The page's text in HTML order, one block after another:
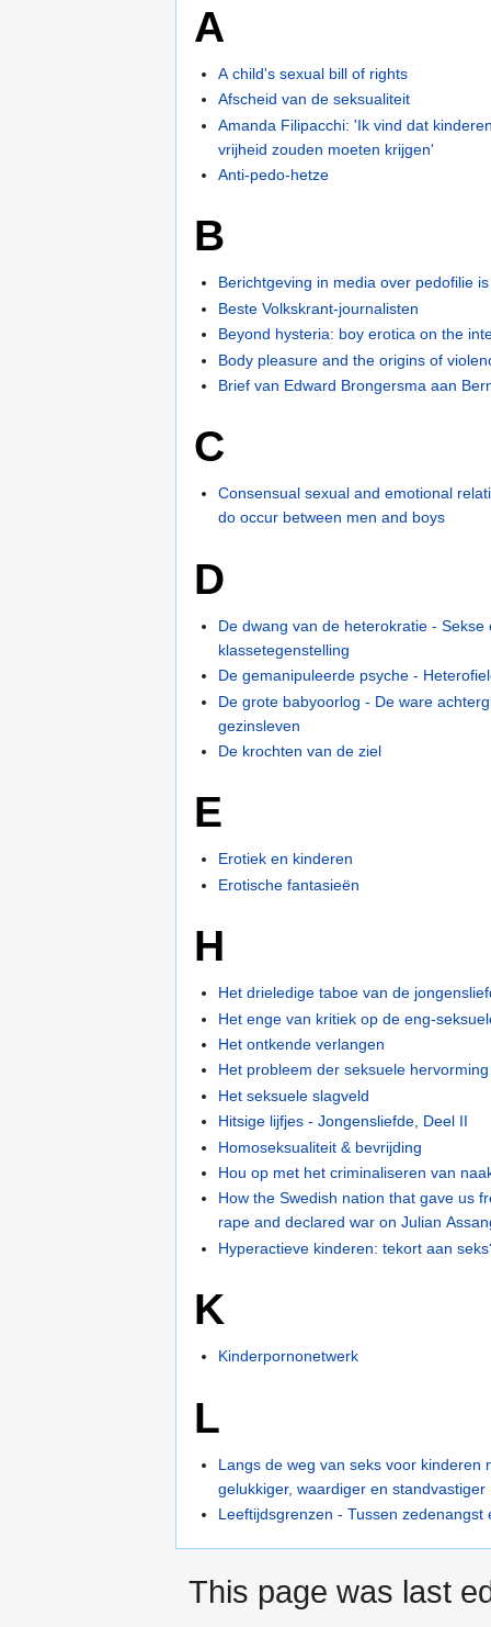
A
A child's sexual bill of rights
Afscheid van de seksualiteit
Amanda Filipacchi: 'Ik vind dat
vrijheid zouden moeten krijgen'
Anti-pedo-hetze
B
Berichtgeving in media over pedofilie
Beste Volkskrant-journalisten
Beyond hysteria: boy erotica on the
Body pleasure and the origins of
Brief van Edward Brongersma aan
C
Consensual sexual and emotional
do occur between men and boys
D
De dwang van de heterokratie - Sekse
klassetegenstelling
De gemanipuleerde psyche -
De grote babyoorlog - De ware
gezinsleven
De krochten van de ziel
E
Erotiek en kinderen
Erotische fantasieën
H
Het drieledige taboe van de
Het enge van kritiek op de eng-
Het ontkende verlangen
Het probleem der seksuele hervorming
Het seksuele slagveld
Hitsige lijfjes - Jongensliefde, Deel II
Homoseksualiteit & bevrijding
Hou op met het criminaliseren van
How the Swedish nation that gave us
rape and declared war on Julian
Hyperactieve kinderen: tekort aan
K
Kinderpornonetwerk
L
Langs de weg van seks voor kinderen
gelukkiger, waardiger en standvastiger
Leeftijdsgrenzen - Tussen zedenangst
This page was last